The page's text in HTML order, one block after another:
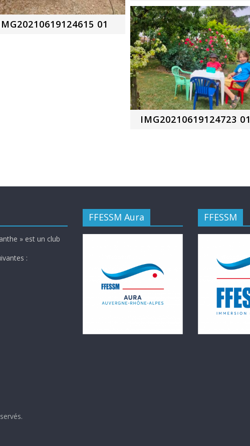
01
IMG20210619124723 01
» est un club
:
FFESSM Aura FFESSM